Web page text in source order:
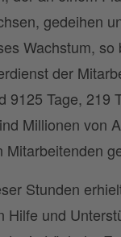
gedeihen
Wachstum, so
der
9125 Tage, 219
Millionen von
Mitarbeitenden
Stunden
Hilfe und